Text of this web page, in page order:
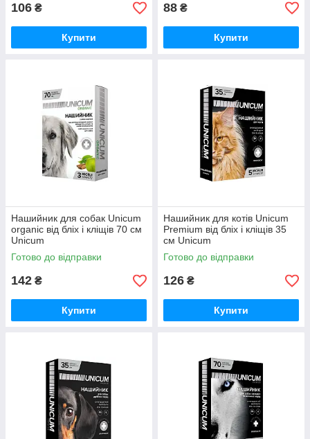
106 ₴
Купити
88 ₴
Купити
Нашийник для собак Unicum
organic від бліх і кліщів 70 см
Unicum
Готово до відправки
142 ₴
Купити
Нашийник для котів Unicum
Premium від бліх і кліщів 35
см Unicum
Готово до відправки
126 ₴
Купити